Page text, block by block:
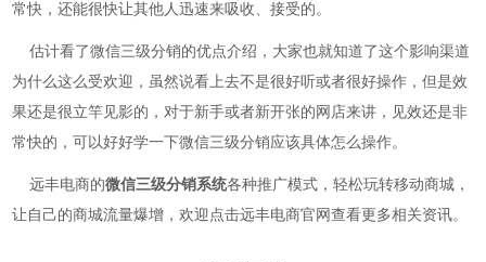
常快，还能很快让其他人迅速来吸收、接受的。
估计看了微信三级分销的优点介绍，大家也就知道了这个影响渠道
为什么这么受欢迎，虽然说看上去不是很好听或者很好操作，但是效
果还是很立竿见影的，对于新手或者新开张的网店来讲，见效还是非
常快的，可以好好学一下微信三级分销应该具体怎么操作。
远丰电商的微信三级分销系统各种推广模式，轻松玩转移动商城，
让自己的商城流量爆增，欢迎点击远丰电商官网查看更多相关资讯。